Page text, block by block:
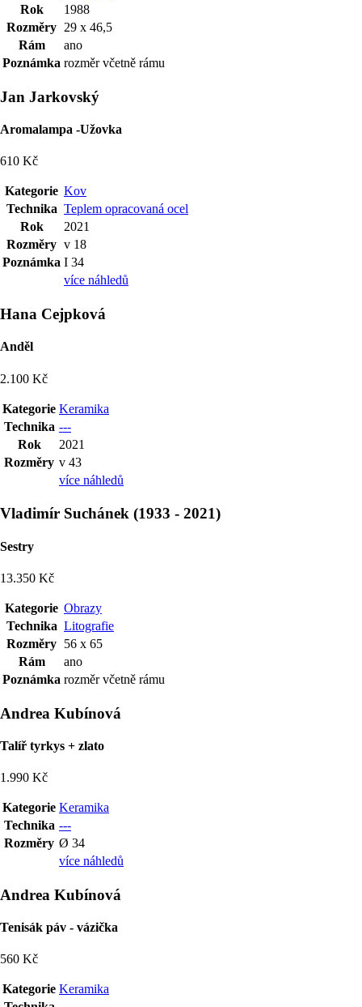
Rok
1988
Rozměry 29 x 46,5
Rám
ano
Poznámka rozměr včetně rámu
Jan Jarkovský
Aromalampa -Užovka
610 Kč
Kategorie Kov
Technika Teplem opracovaná ocel
Rok
2021
Rozměry v 18
Poznámka I 34
více náhledů
Hana Cejpková
Anděl
2.100 Kč
Kategorie Keramika
Technika ---
Rok
2021
Rozměry v 43
více náhledů
Vladimír Suchánek (1933 - 2021)
Sestry
13.350 Kč
Kategorie Obrazy
Technika Litografie
Rozměry 56 x 65
Rám
ano
Poznámka rozměr včetně rámu
Andrea Kubínová
Talíř tyrkys + zlato
1.990 Kč
Kategorie Keramika
Technika ---
Rozměry Ø 34
více náhledů
Andrea Kubínová
Tenisák páv - vázička
560 Kč
Kategorie Keramika